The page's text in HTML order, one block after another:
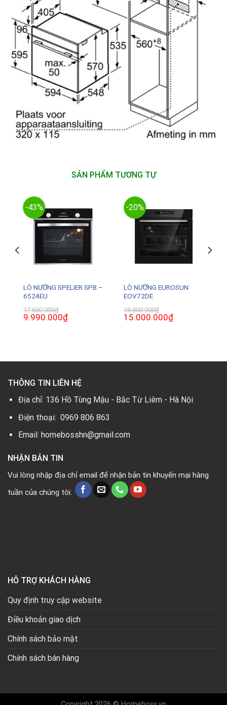
SẢN PHẨM TƯƠNG TỰ
-43%
LÒ NƯỚNG SPELIER SPB –
6524EU
17.600.000₫
Giá
gốc
9.990.000₫Giá
hiện
-20%
LÒ NƯỚNG EUROSUN
EOV72DE
18.800.000₫
Giá
gốc
15.000.000₫Giá
hiện
THÔNG TIN LIÊN HỆ
Địa chỉ: 136 Hồ Tùng Mậu - Bắc Từ Liêm - Hà Nội
Điện thoại: 0969 806 863
Email: homebosshn@gmail.com
NHẬN BẢN TIN
Vui lòng nhập địa chỉ email để nhận bản tin khuyến mại hàng
tuần của chúng tôi:
HỖ TRỢ KHÁCH HÀNG
Quy định truy cập website
Điều khoản giao dịch
Chính sách bảo mật
Chính sách bán hàng